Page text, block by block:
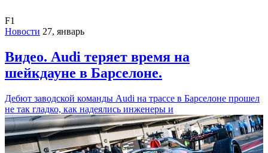
F1
Новости 27, январь
Видео. Audi теряет время на
шейкдауне в Барселоне.
Дебют заводской команды Audi на трассе в Барселоне прошел
не так гладко, как надеялись инженеры и